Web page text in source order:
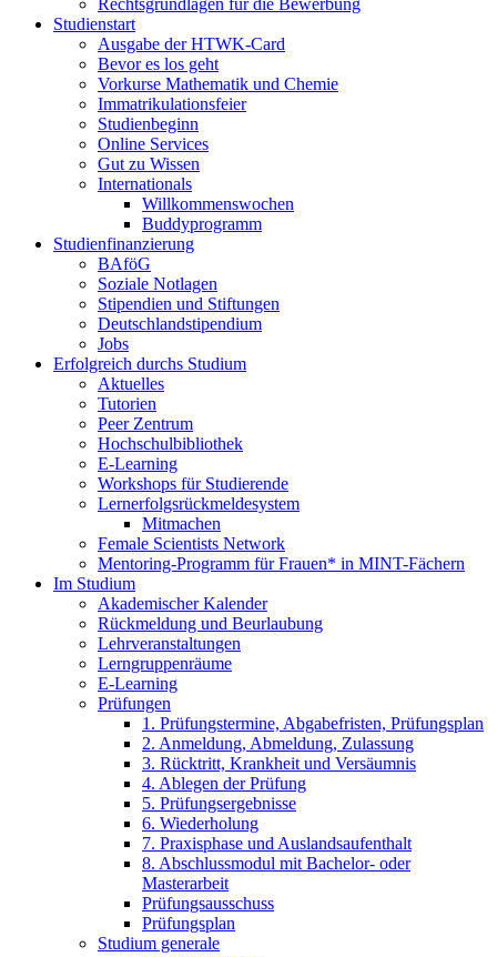
Studienstart
Ausgabe der HTWK-Card
Bevor es los geht
Vorkurse Mathematik und Chemie
Immatrikulationsfeier
Studienbeginn
Online Services
Gut zu Wissen
Internationals
Willkommenswochen
Buddyprogramm
Studienfinanzierung
BAföG
Soziale Notlagen
Stipendien und Stiftungen
Deutschlandstipendium
Jobs
Erfolgreich durchs Studium
Aktuelles
Tutorien
Peer Zentrum
Hochschulbibliothek
E-Learning
Workshops für Studierende
Lernerfolgsrückmeldesystem
Mitmachen
Female Scientists Network
Mentoring-Programm für Frauen* in MINT-Fächern
Im Studium
Akademischer Kalender
Rückmeldung und Beurlaubung
Lehrveranstaltungen
Lerngruppenräume
E-Learning
Prüfungen
1. Prüfungstermine, Abgabefristen, Prüfungsplan
2. Anmeldung, Abmeldung, Zulassung
3. Rücktritt, Krankheit und Versäumnis
4. Ablegen der Prüfung
5. Prüfungsergebnisse
6. Wiederholung
7. Praxisphase und Auslandsaufenthalt
8. Abschlussmodul mit Bachelor- oder
Masterarbeit
Prüfungsausschuss
Prüfungsplan
Studium generale